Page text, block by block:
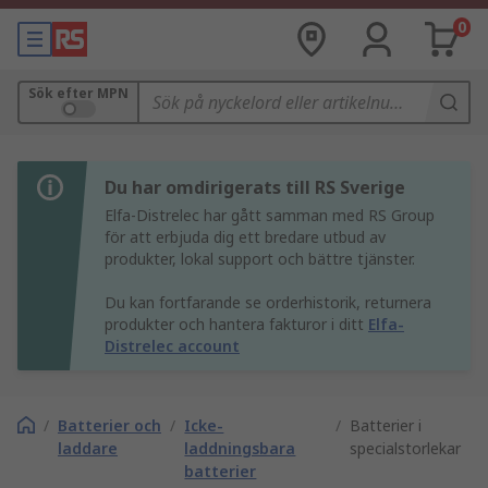
0
Sök efter MPN
Du har omdirigerats till RS Sverige
Elfa-Distrelec har gått samman med RS Group
för att erbjuda dig ett bredare utbud av
produkter, lokal support och bättre tjänster.
Du kan fortfarande se orderhistorik, returnera
produkter och hantera fakturor i ditt Elfa-
Distrelec account
/ Batterier och
laddare
/ Icke-
laddningsbara
batterier
/ Batterier i
specialstorlekar